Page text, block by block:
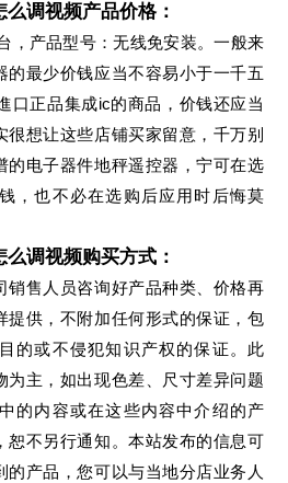
调视频产品价格：
产品型号：无线免安装。一般来
的最少价钱应当不容易小于一千五
口正品集成ic的商品，价钱还应当
想让这些店铺买家留意，千万别
的电子器件地秤遥控器，宁可在选
，也不必在选购后应用时后悔莫
调视频购买方式：
售人员咨询好产品种类、价格再
提供，不附加任何形式的保证，包
的或不侵犯知识产权的保证。此
为主，如出现色差、尺寸差异问题
的内容或在这些内容中介绍的产
恕不另行通知。本站发布的信息可
的产品，您可以与当地分店业务人